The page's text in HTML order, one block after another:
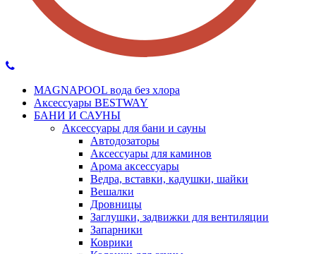
MAGNAPOOL вода без хлора
Аксессуары BESTWAY
БАНИ И САУНЫ
Аксессуары для бани и сауны
Автодозаторы
Аксессуары для каминов
Арома аксессуары
Ведра, вставки, кадушки, шайки
Вешалки
Дровницы
Заглушки, задвижки для вентиляции
Запарники
Коврики